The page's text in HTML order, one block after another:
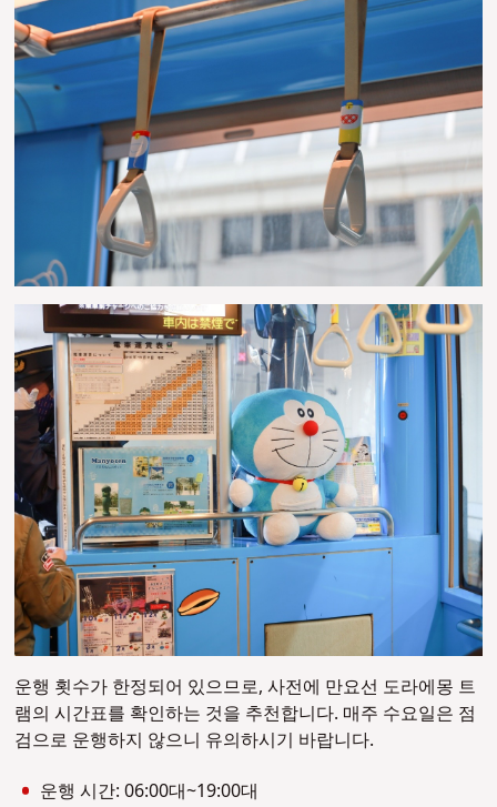
운행 횟수가 한정되어 있으므로, 사전에 만요선 도라에몽 트
램의 시간표를 확인하는 것을 추천합니다. 매주 수요일은 점
검으로 운행하지 않으니 유의하시기 바랍니다.
운행 시간: 06:00대~19:00대